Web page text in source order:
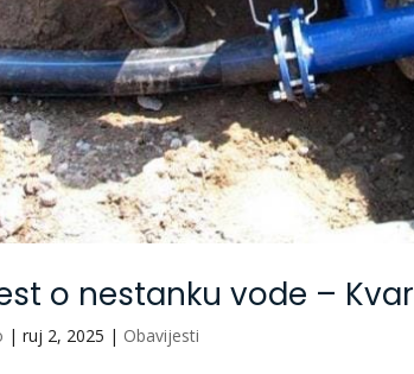
o nestanku vode – Kvar
|ruj 2, 2025 | Obavijesti